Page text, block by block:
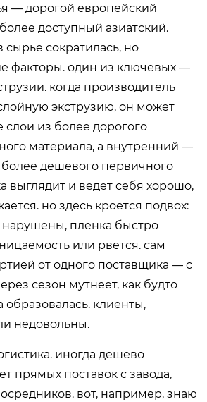
— дорогой европейский
доступный азиатский.
сырье сократилась, но
факторы. один из ключевых —
когда производитель
экструзию, он может
из более дорогого
материала, а внутренний —
дешевого первичного
выглядит и ведет себя хорошо,
но здесь кроется подвох:
пленка быстро
или рвется. сам
от одного поставщика — с
сезон мутнеет, как будто
клиенты,
недовольны.
иногда дешево
прямых поставок с завода,
вот, например, знаю